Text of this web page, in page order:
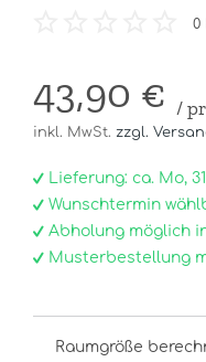
0
43,90 € /
inkl. MwSt. zzgl.
Lieferung: ca. Mo,
Wunschtermin
Abholung möglich
Musterbestellung
Raumgröße